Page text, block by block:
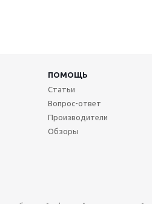
ПОМОЩЬ
Статьи
Вопрос-ответ
Производители
Обзоры